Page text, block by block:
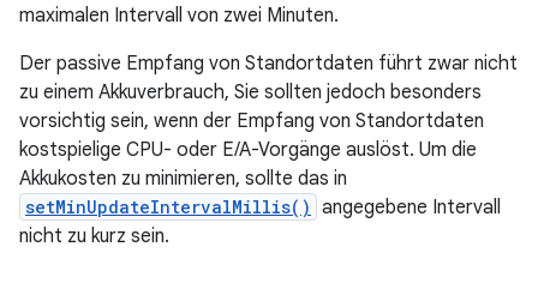
maximalen Intervall von zwei Minuten.
Der passive Empfang von Standortdaten führt zwar nicht
zu einem Akkuverbrauch, Sie sollten jedoch besonders
vorsichtig sein, wenn der Empfang von Standortdaten
kostspielige CPU- oder E/A-Vorgänge auslöst. Um die
Akkukosten zu minimieren, sollte das in
setMinUpdateIntervalMillis() angegebene Intervall
nicht zu kurz sein.